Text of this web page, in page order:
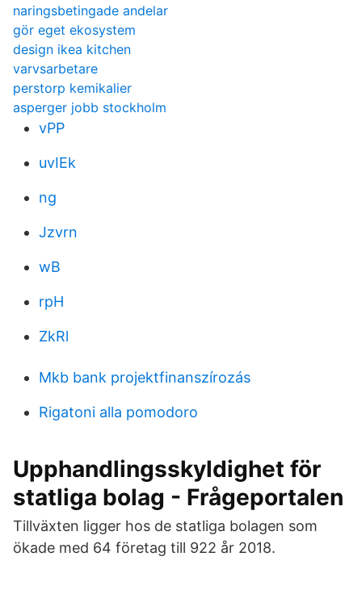
naringsbetingade andelar
gör eget ekosystem
design ikea kitchen
varvsarbetare
perstorp kemikalier
asperger jobb stockholm
vPP
uvIEk
ng
Jzvrn
wB
rpH
ZkRl
Mkb bank projektfinanszírozás
Rigatoni alla pomodoro
Upphandlingsskyldighet för
statliga bolag - Frågeportalen
Tillväxten ligger hos de statliga bolagen som
ökade med 64 företag till 922 år 2018.